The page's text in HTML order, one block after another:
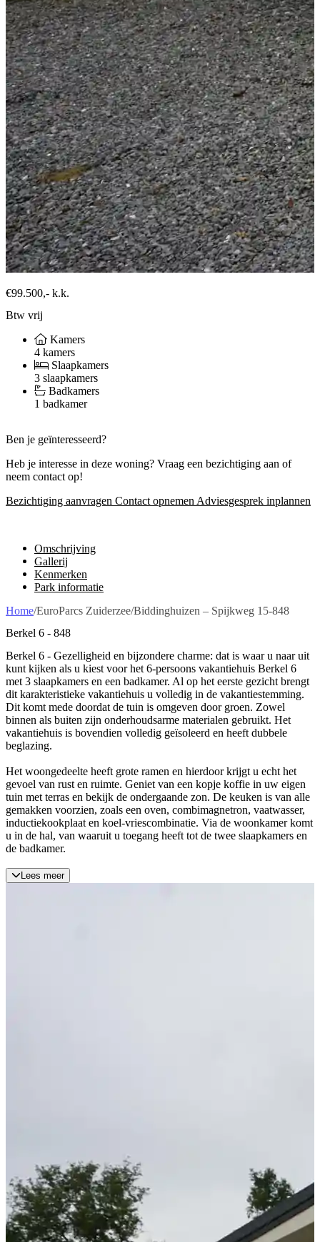
€99.500,- k.k.
Btw vrij
Kamers
4 kamers
Slaapkamers
3 slaapkamers
Badkamers
1 badkamer
Ben je geïnteresseerd?
Heb je interesse in deze woning? Vraag een bezichtiging aan of
neem contact op!
Bezichtiging aanvragen Contact opnemen Adviesgesprek inplannen
Omschrijving
Gallerij
Kenmerken
Park informatie
Home/EuroParcs Zuiderzee/Biddinghuizen – Spijkweg 15-848
Berkel 6 - 848
Berkel 6 - Gezelligheid en bijzondere charme: dat is waar u naar uit
kunt kijken als u kiest voor het 6-persoons vakantiehuis Berkel 6
met 3 slaapkamers en een badkamer. Al op het eerste gezicht brengt
dit karakteristieke vakantiehuis u volledig in de vakantiestemming.
Dit komt mede doordat de tuin is omgeven door groen. Zowel
binnen als buiten zijn onderhoudsarme materialen gebruikt. Het
vakantiehuis is bovendien volledig geïsoleerd en heeft dubbele
beglazing.
Het woongedeelte heeft grote ramen en hierdoor krijgt u echt het
gevoel van rust en ruimte. Geniet van een kopje koffie in uw eigen
tuin met terras en bekijk de ondergaande zon. De keuken is van alle
gemakken voorzien, zoals een oven, combimagnetron, vaatwasser,
inductiekookplaat en koel-vriescombinatie. Via de woonkamer komt
u in de hal, van waaruit u toegang heeft tot de twee slaapkamers en
de badkamer.
Lees meer